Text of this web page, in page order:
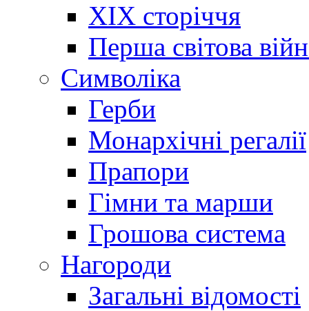
XIX сторіччя
Перша світова
Cимволіка
Герби
Монархічні регалії
Прапори
Гімни та марши
Грошова система
Нагороди
Загальні відомості